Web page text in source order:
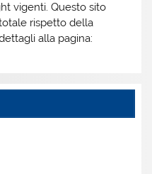
vigenti. Questo sito
rispetto della
alla pagina: